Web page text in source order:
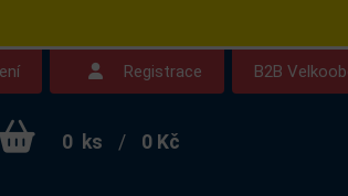
Registrace B2B
0 ks / 0 Kč